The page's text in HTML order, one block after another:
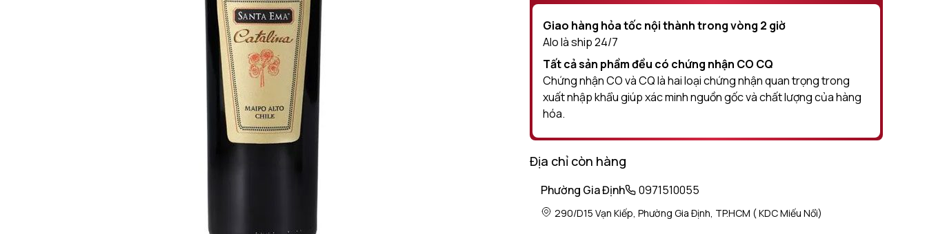
Giao hàng hỏa tốc nội thành trong vòng 2 giờ
Alo là ship 24/7
Tất cả sản phầm đều có chứng nhận CO CQ
Chứng nhận CO và CQ là hai loại chứng nhận quan trọng trong
xuất nhập khẩu giúp xác minh nguồn gốc và chất lượng của hàng
hóa.
Địa chỉ còn hàng
Phường Gia Định 0971510055
290/D15 Vạn Kiếp, Phường Gia Định, TP.HCM ( KDC Miếu Nổi)